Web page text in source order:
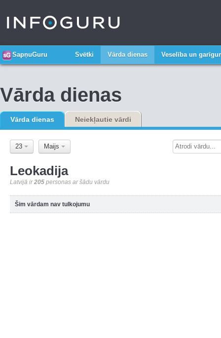
SapņuGuru Svētki Vārda dienas Veselība un
Vārda dienas
Vārda dienas Neiekļautie vārdi
23 Maijs
Leokadija
Latvijā ir205 personas ar šādu vārdu
Šim vārdam nav tulkojumu